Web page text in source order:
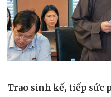
Trao sinh kế, tiếp sức